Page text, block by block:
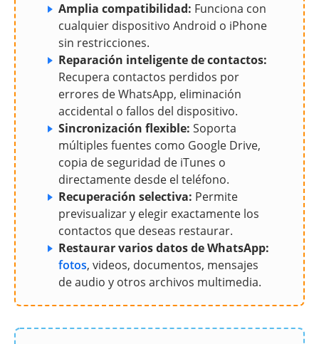
Amplia compatibilidad: Funciona con
cualquier dispositivo Android o iPhone
sin restricciones.
Reparación inteligente de contactos:
Recupera contactos perdidos por
errores de WhatsApp, eliminación
accidental o fallos del dispositivo.
Sincronización flexible: Soporta
múltiples fuentes como Google Drive,
copia de seguridad de iTunes o
directamente desde el teléfono.
Recuperación selectiva: Permite
previsualizar y elegir exactamente los
contactos que deseas restaurar.
Restaurar varios datos de WhatsApp:
fotos, videos, documentos, mensajes
de audio y otros archivos multimedia.